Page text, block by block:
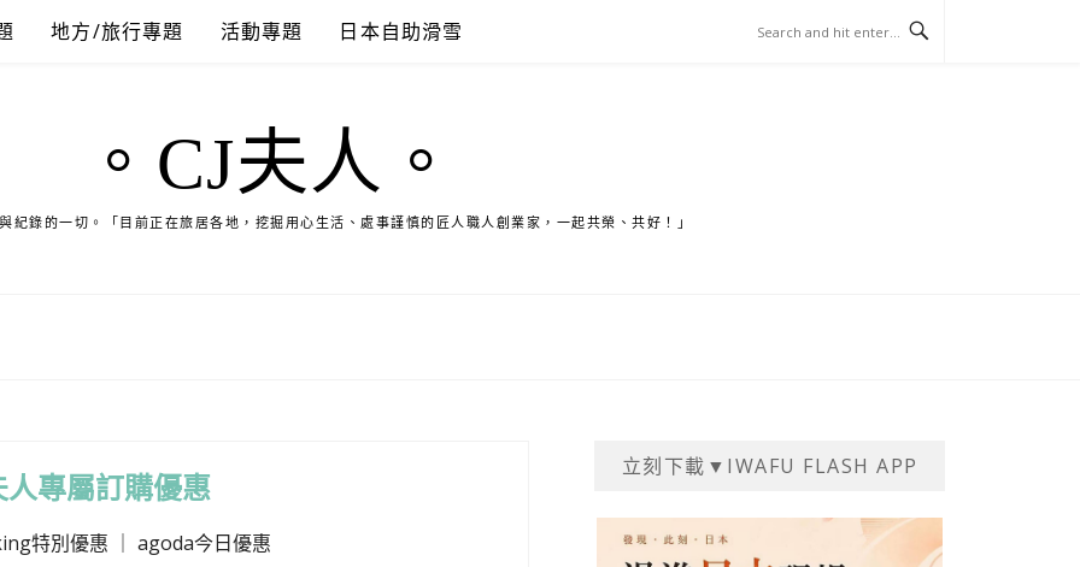
地方/旅行專題 活動專題 日本自助滑雪
。CJ夫人。
紀錄的一切。「目前正在旅居各地，挖掘用心生活、處事謹慎的匠人職人創業家，一起共榮、共好！」
人專屬訂購優惠
特別優惠
agoda今日優惠
立刻下載▼IWAFU FLASH APP